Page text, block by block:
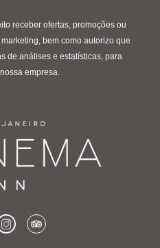
receber ofertas, promoções ou
bem como autorizo que
de análises e estatísticas, para
empresa.